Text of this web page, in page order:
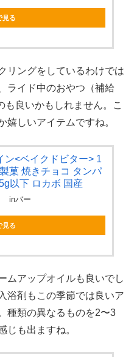
見る
リングをしているわけでは
ライド中のおやつ（補給
良いかもしれません。こ
嬉しいアイテムですね。
ン<ベイクドビター> 1
菓 焼きチョコ タンパ
以下 ロカボ 国産
inバー
見る
ムアップオイルも良いでし
浴剤もこの季節では良いア
種類の異なるものを2〜3
じも出ますね。